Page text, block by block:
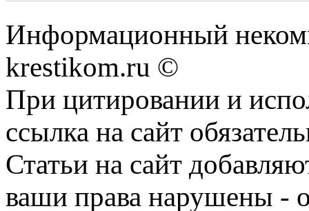
Информационный
krestikom.ru ©
При цитировании и
ссылка на сайт
Статьи на сайт
ваши права нарушены -